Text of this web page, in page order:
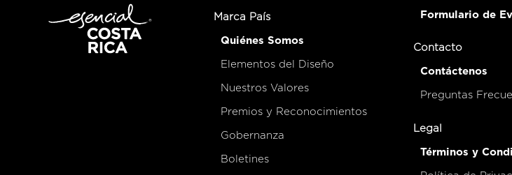
Marca País
Quiénes Somos
Elementos del Diseño
Nuestros Valores
Premios y Reconocimientos
Gobernanza
Boletines
Formulario de
Contacto
Contáctenos
Preguntas
Legal
Términos y